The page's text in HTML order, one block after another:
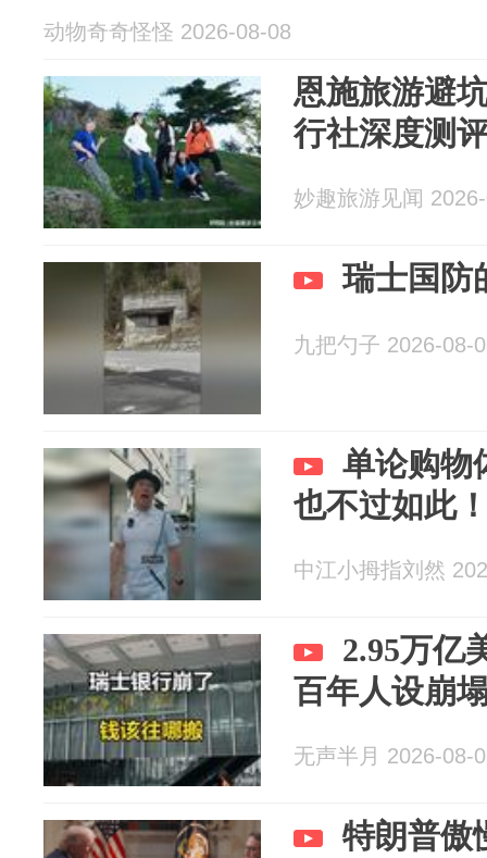
动物奇奇怪怪 2026-08-08
恩施旅游避
行社深度测
妙趣旅游见闻
瑞士国防
九把勺子 2026-08-
单论购物
也不过如此
中江小拇指刘然
2.95万亿
百年人设崩
无声半月 2026-08-
特朗普傲